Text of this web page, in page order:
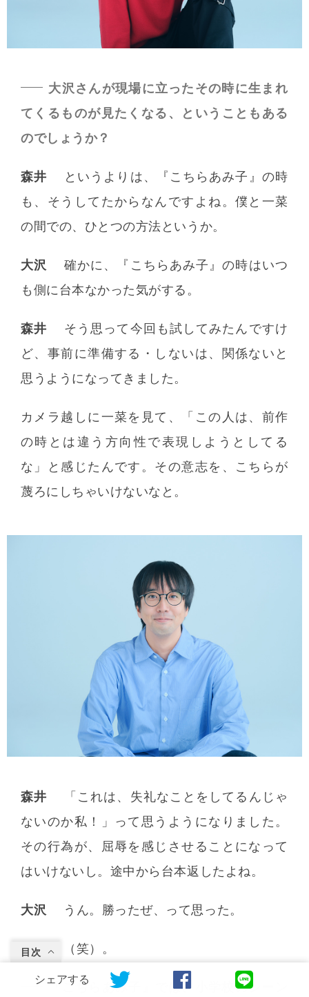
目次
大沢さんが現場に立ったその時に生まれ
てくるものが見たくなる、ということもある
のでしょうか？
森井
というよりは、『こちらあみ子』の時
も、そうしてたからなんですよね。僕と一菜
の間での、ひとつの方法というか。
大沢
確かに、『こちらあみ子』の時はいつ
も側に台本なかった気がする。
森井
そう思って今回も試してみたんですけ
ど、事前に準備する・しないは、関係ないと
思うようになってきました。
カメラ越しに一菜を見て、「この人は、前作
の時とは違う方向性で表現しようとしてる
な」と感じたんです。その意志を、こちらが
蔑ろにしちゃいけないなと。
森井
「これは、失礼なことをしてるんじゃ
ないのか私！」って思うようになりました。
その行為が、屈辱を感じさせることになって
はいけないし。途中から台本返したよね。
大沢 うん。勝ったぜ、って思った。
綾瀬 （笑）。
『こちらあみ子』では、小学校のシーン
シェアする